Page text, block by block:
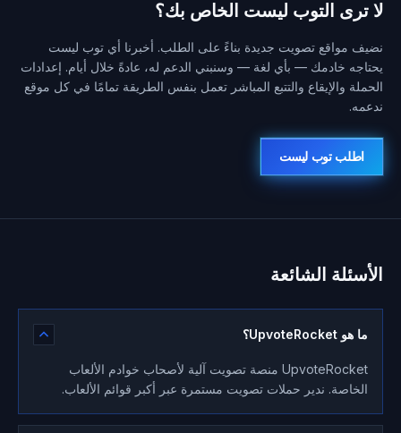
لا ترى التوب ليست الخاص بك؟
نضيف مواقع تصويت جديدة بناءً على الطلب. أخبرنا أي توب ليست
يحتاجه خادمك — بأي لغة — وسنبني الدعم له، عادةً خلال أيام. إعدادات
الحملة والإيقاع والتتبع المباشر تعمل بنفس الطريقة تمامًا في كل موقع
ندعمه.
اطلب توب ليست
الأسئلة الشائعة
ما هو UpvoteRocket؟
UpvoteRocket منصة تصويت آلية لأصحاب خوادم الألعاب
الخاصة. ندير حملات تصويت مستمرة عبر أكبر قوائم الألعاب.